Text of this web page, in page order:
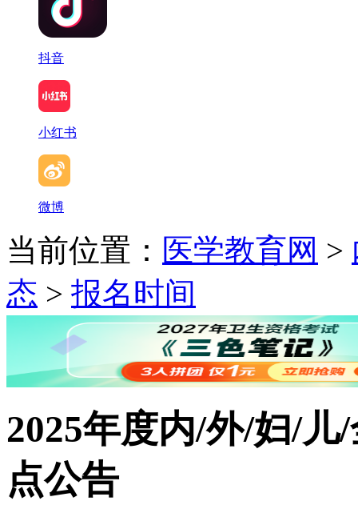
抖音
小红书
微博
当前位置： 医学教育网 >
态 > 报名时间
2025年度内/外/妇/
点公告